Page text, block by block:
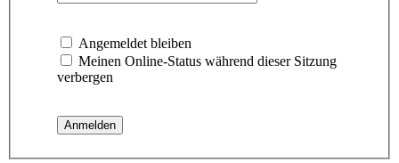
Angemeldet bleiben
Meinen Online-Status während dieser Sitzung
verbergen